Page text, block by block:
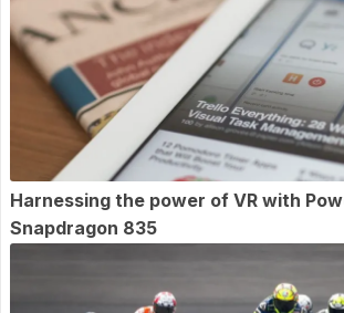
Harnessing the power of VR with
Snapdragon 835